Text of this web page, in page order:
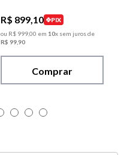
R$ 899,10
PIX
ou R$ 99900 em 10x sem juros de
R$ 99 90
Comprar